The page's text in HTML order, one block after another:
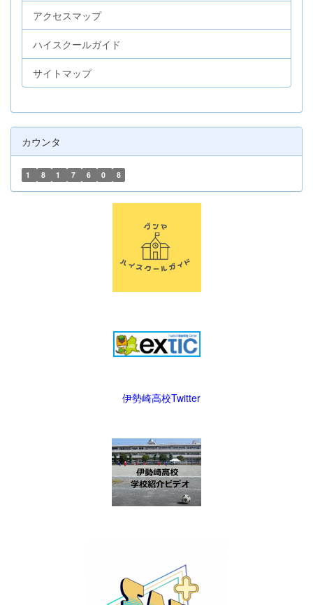
アクセスマップ
ハイスクールガイド
サイトマップ
カウンタ
1 8 1 7 6 0 8
伊勢崎高校Twitter